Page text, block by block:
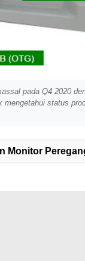
pada Q4 2020
status
Monitor